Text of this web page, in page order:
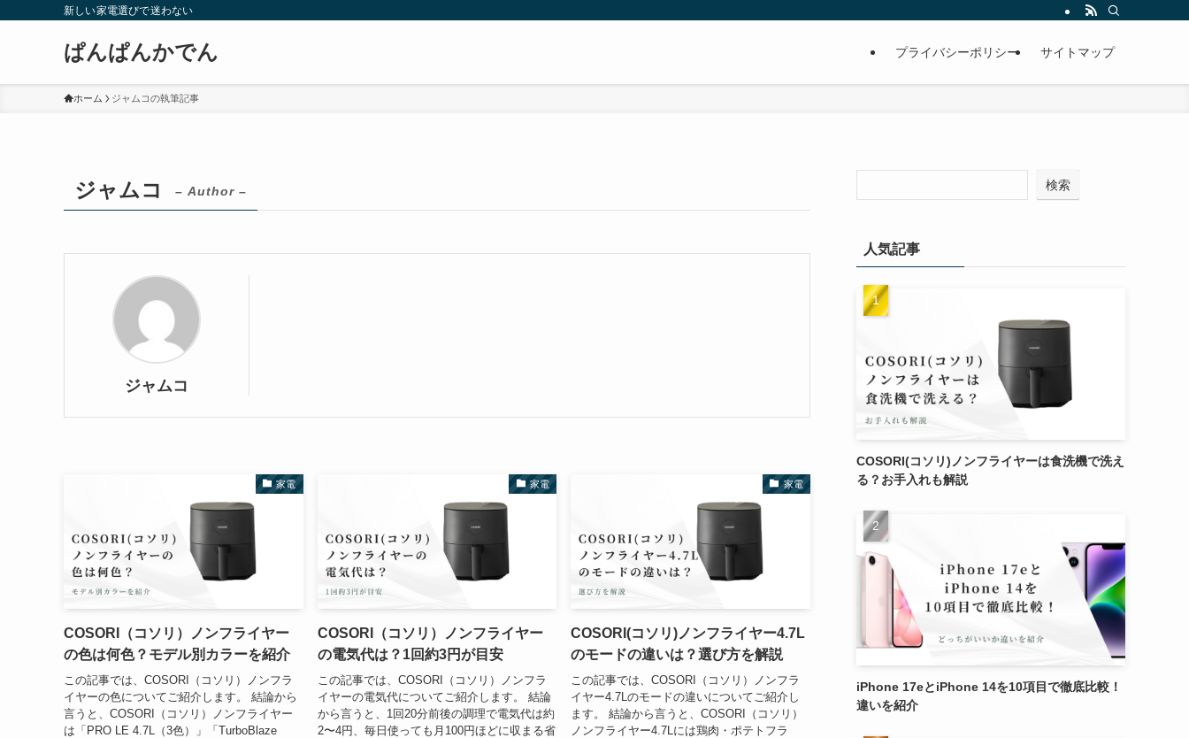
新しい家電選びで迷わない
ぱんぱんかでん プライバシーポリシー サイトマップ
ホーム ジャムコの執筆記事
ジャムコ – Author –
ジャムコ
家電
COSORI（コソリ）ノンフライヤー
の色は何色？モデル別カラーを紹介
この記事では、COSORI（コソリ）ノンフラ
イヤーの色についてご紹介します。 結論から
言うと、COSORI（コソリ）ノンフライヤー
は「PRO LE 4.7L（3色）」「TurboBlaze
家電
COSORI（コソリ）ノンフライヤー
の電気代は？1回約3円が目安
この記事では、COSORI（コソリ）ノンフラ
イヤーの電気代についてご紹介します。 結論
から言うと、1回20分前後の調理で電気代は約
2〜4円、毎日使っても月100円ほどに収まる省
家電
COSORI(コソリ)ノンフライヤー4.7L
のモードの違いは？選び方を解説
この記事では、COSORI（コソリ）ノンフラ
イヤー4.7Lのモードの違いについてご紹介し
ます。 結論から言うと、COSORI（コソリ）
ノンフライヤー4.7Lには鶏肉・ポテトフラ
検索
人気記事
COSORI(コソリ)ノンフライヤーは食洗機で洗え
る？お手入れも解説
iPhone 17eとiPhone 14を10項目で徹底比較！
違いを紹介